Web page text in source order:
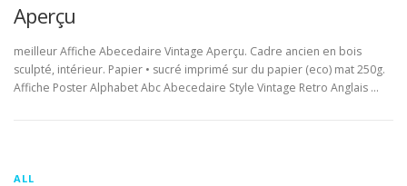
Aperçu
meilleur Affiche Abecedaire Vintage Aperçu. Cadre ancien en bois
sculpté, intérieur. Papier • sucré imprimé sur du papier (eco) mat 250g.
Affiche Poster Alphabet Abc Abecedaire Style Vintage Retro Anglais …
ALL